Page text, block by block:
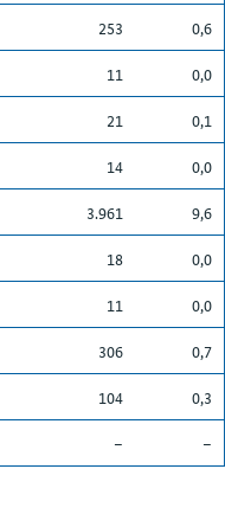
253 0,6
11 0,0
21 0,1
14 0,0
3.961 9,6
18 0,0
11 0,0
306 0,7
104 0,3
– –